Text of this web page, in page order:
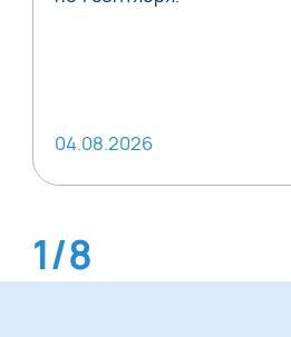
04.08.2026
1/8